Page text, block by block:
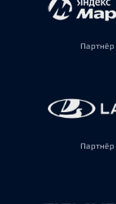
Партнёр
Партнёр